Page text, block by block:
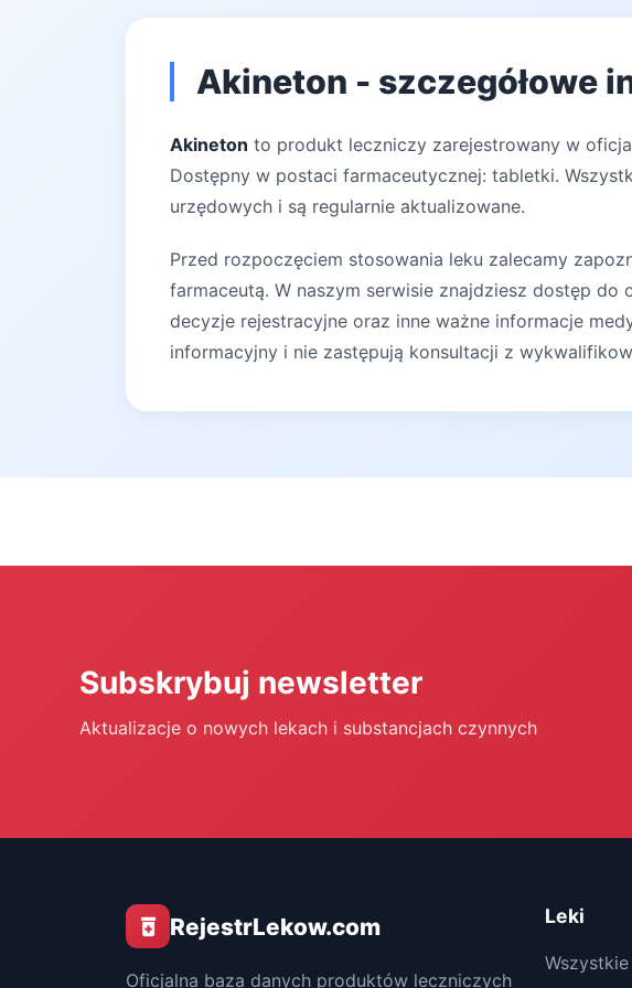
Akineton - szczegółowe
Akineton to produkt leczniczy zarejestrowany w
Dostępny w postaci farmaceutycznej: tabletki.
urzędowych i są regularnie aktualizowane.
Przed rozpoczęciem stosowania leku zalecamy
farmaceutą. W naszym serwisie znajdziesz dostęp
decyzje rejestracyjne oraz inne ważne informacje
informacyjny i nie zastępują konsultacji z
Subskrybuj newsletter
Aktualizacje o nowych lekach i substancjach czynnych
RejestrLekow.com
Oficjalna baza danych produktów leczniczych
Leki
Wszystkie